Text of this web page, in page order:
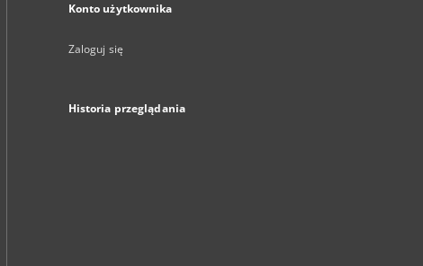
Konto użytkownika
Zaloguj się
Historia przeglądania